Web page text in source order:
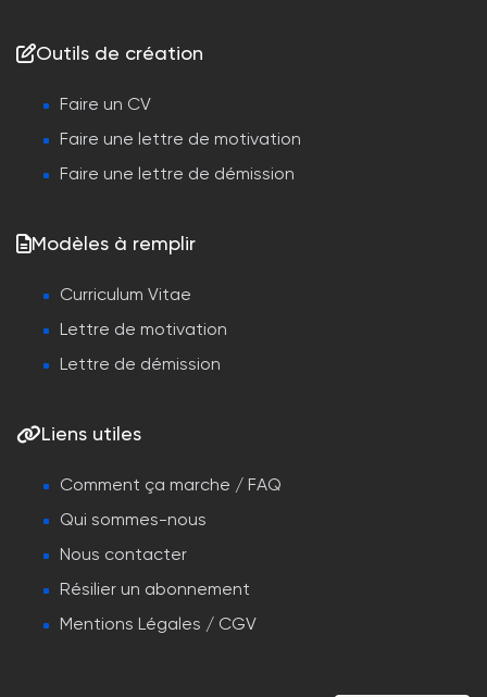
Outils de création
Faire un CV
Faire une lettre de motivation
Faire une lettre de démission
Modèles à remplir
Curriculum Vitae
Lettre de motivation
Lettre de démission
Liens utiles
Comment ça marche / FAQ
Qui sommes-nous
Nous contacter
Résilier un abonnement
Mentions Légales / CGV